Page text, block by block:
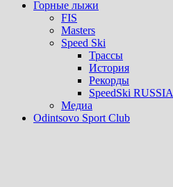
Горные лыжи
FIS
Masters
Speed Ski
Трассы
История
Рекорды
SpeedSki RUSSIA
Медиа
Odintsovo Sport Club